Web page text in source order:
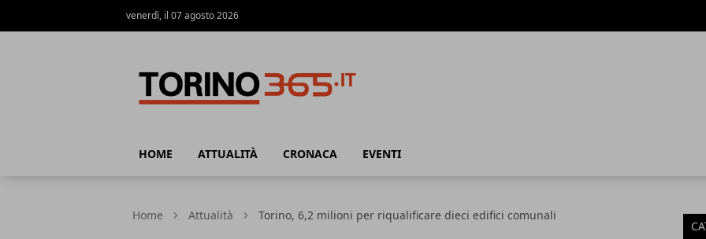
venerdì, il 07 agosto 2026
HOME ATTUALITÀ CRONACA EVENTI
Home Attualità Torino, 6,2 milioni per riqualificare dieci edifici comunali